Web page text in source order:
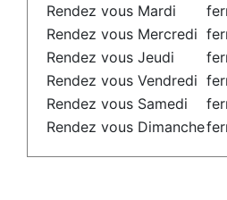
Rendez vous Mardi
Rendez vous Mercredi
Rendez vous Jeudi
Rendez vous Vendredi
Rendez vous Samedi
Rendez vous Dimanche